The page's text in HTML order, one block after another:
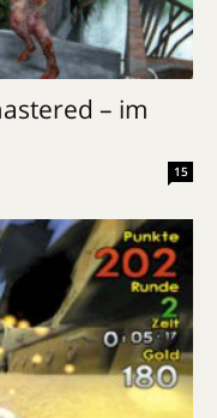
– im
15